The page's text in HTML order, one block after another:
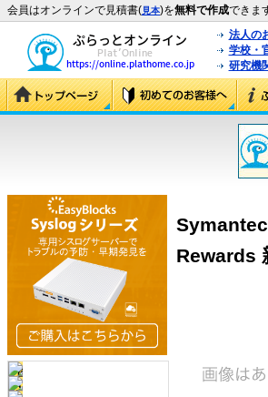
会員はオンラインで見積書(見本)を無料で作成できま
法人の
学校・
研究機
Rewards